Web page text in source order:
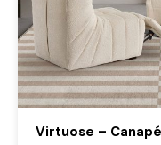
Virtuose –